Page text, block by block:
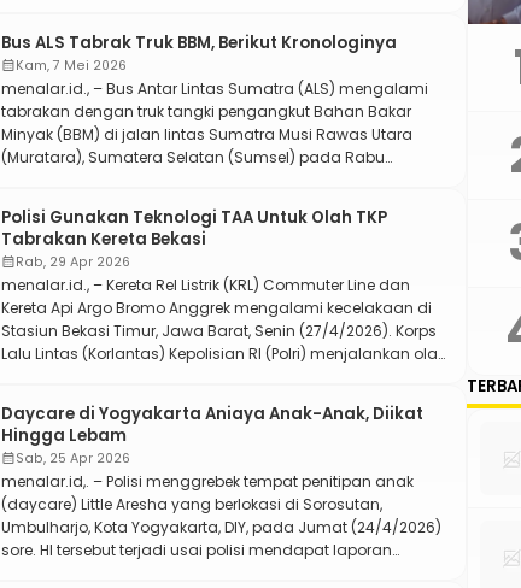
Free Day (CFD) Jalan H.R. Rasuna Said, Minggu (10/5/2026).
Jumhur menilai Jakarta telah […]
Bus ALS Tabrak Truk BBM, Berikut Kronologinya
calendar_monthKam, 7 Mei 2026
menalar.id., – Bus Antar Lintas Sumatra (ALS) mengalami
tabrakan dengan truk tangki pengangkut Bahan Bakar
Minyak (BBM) di jalan lintas Sumatra Musi Rawas Utara
(Muratara), Sumatera Selatan (Sumsel) pada Rabu
Muratara Ajun Komisaris Besar Polisi (AKBP) Rendy Surya
Aditama mengatakan terdapat 14 korban […]
Polisi Gunakan Teknologi TAA Untuk Olah TKP
Tabrakan Kereta Bekasi
calendar_monthRab, 29 Apr 2026
menalar.id., – Kereta Rel Listrik (KRL) Commuter Line dan
Kereta Api Argo Bromo Anggrek mengalami kecelakaan di
Stasiun Bekasi Timur, Jawa Barat, Senin (27/4/2026). Korps
Lalu Lintas (Korlantas) Kepolisian RI (Polri) menjalankan olah
Daerah (Polda) Metro Jaya Komisaris Besar (Kombes) Budi
Hermanto […]
Daycare di Yogyakarta Aniaya Anak-Anak, Diikat
Hingga Lebam
calendar_monthSab, 25 Apr 2026
menalar.id,. – Polisi menggrebek tempat penitipan anak
(daycare) Little Aresha yang berlokasi di Sorosutan,
Umbulharjo, Kota Yogyakarta, DIY, pada Jumat (24/4/2026)
sore. Hl tersebut terjadi usai polisi mendapat laporan